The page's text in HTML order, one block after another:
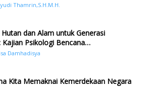
Thamrin,S.H.M.H.
dan Alam untuk Generasi
Kajian Psikologi Bencana
di Sumatera Pasca Tragedi
Damhadisya
Kita Memaknai Kemerdekaan Negara